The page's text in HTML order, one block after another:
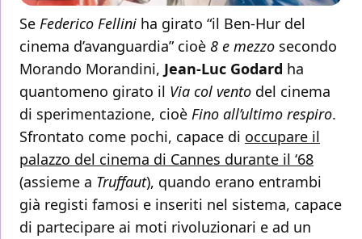
Se Federico Fellini ha girato “il Ben-Hur del
cinema d’avanguardia” cioè 8 e mezzo secondo
Morando Morandini, Jean-Luc Godard ha
quantomeno girato il Via col vento del cinema
di sperimentazione, cioè Fino all’ultimo respiro.
Sfrontato come pochi, capace di occupare il
palazzo del cinema di Cannes durante il ‘68
(assieme a Truffaut), quando erano entrambi
già registi famosi e inseriti nel sistema, capace
di partecipare ai moti rivoluzionari e ad un